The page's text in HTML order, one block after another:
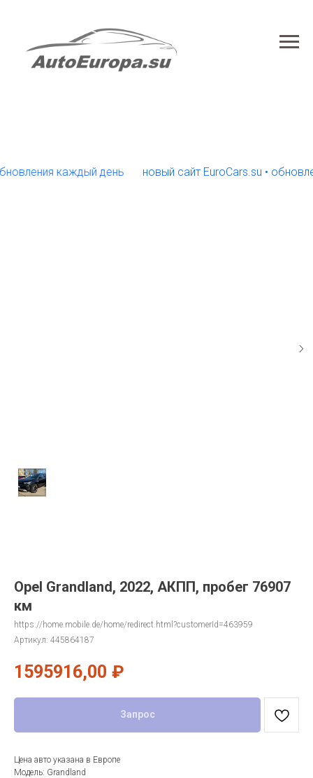
каждый день новый сайт EuroCars.su • обновления
Opel Grandland, 2022, АКПП, пробег 76907
км
https://home.mobile.de/home/redirect.html?customerId=463959
Артикул: 445864187
1595916,00 ₽
Запрос
Цена авто указана в Европе
Модель: Grandland